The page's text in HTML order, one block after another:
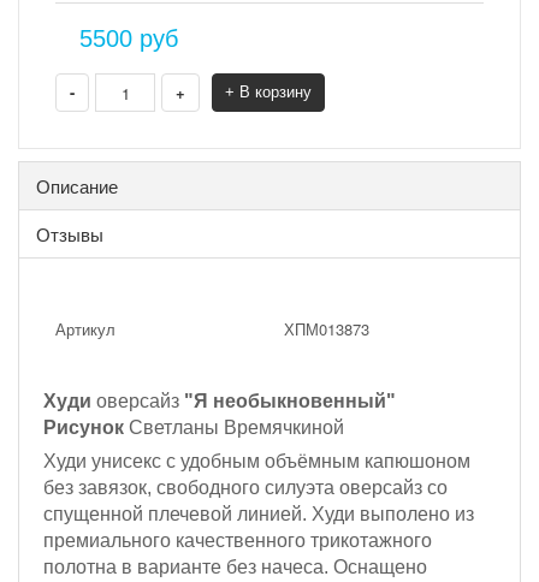
5500 руб
- + + В корзину
Описание
Отзывы
Артикул ХПМ013873
Худи оверсайз "Я необыкновенный"
Рисунок Светланы Времячкиной
Худи унисекс с удобным объёмным капюшоном
без завязок, свободного силуэта оверсайз со
спущенной плечевой линией. Худи выполено из
премиального качественного трикотажного
полотна в варианте без начеса. Оснащено